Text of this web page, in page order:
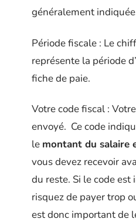
généralement
Période fiscale : Le
représente la période
fiche de paie.
Votre code fiscal :
envoyé. Ce code
le montant du salaire
vous devez recevoir
du reste. Si le code est
risquez de payer trop
est donc important de